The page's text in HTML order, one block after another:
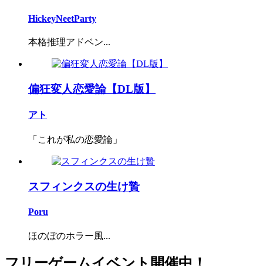
HickeyNeetParty
本格推理アドベン...
偏狂変人恋愛論【DL版】
アト
「これが私の恋愛論」
スフィンクスの生け贄
Poru
ほのぼのホラー風...